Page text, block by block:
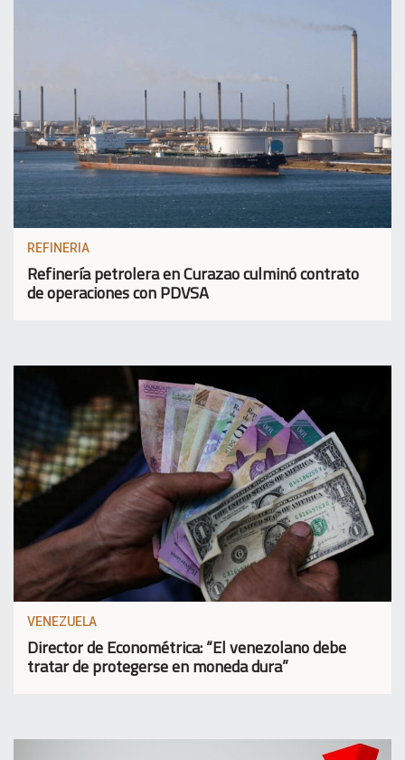
REFINERIA
Refinería petrolera en Curazao culminó contrato
de operaciones con PDVSA
VENEZUELA
Director de Econométrica: “El venezolano debe
tratar de protegerse en moneda dura”